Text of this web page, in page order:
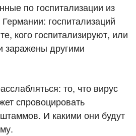
по госпитализации из
госпитализаций
кого госпитализируют, или
заражены другими
то, что вирус
спровоцировать
И какими они будут